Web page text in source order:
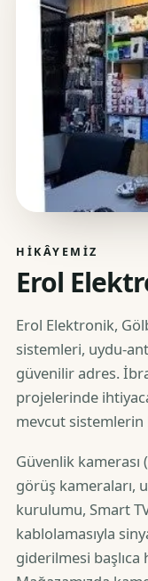
HIKÂYEMIZ
Erol
Erol Elektronik,
sistemleri, uydu-
güvenilir adres.
projelerinde
mevcut sistemlerin
Güvenlik kamerası
görüş kameraları,
kurulumu, Smart
kablolamasıyla
giderilmesi başlıca